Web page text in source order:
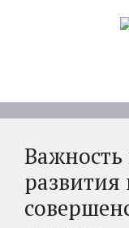
Важность
развития